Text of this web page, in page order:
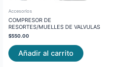
Accesorios
COMPRESOR DE
RESORTES/MUELLES DE VALVULAS
$550.00
Añadir al carrito